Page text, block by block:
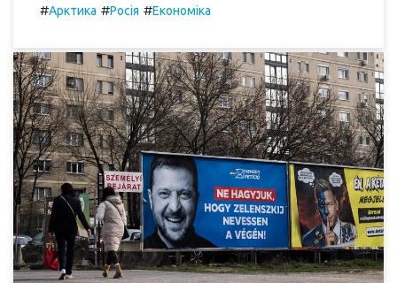
#Арктика #Росія #Економіка